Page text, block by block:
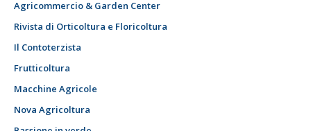
Agricommercio & Garden Center
Rivista di Orticoltura e Floricoltura
Il Contoterzista
Frutticoltura
Macchine Agricole
Nova Agricoltura